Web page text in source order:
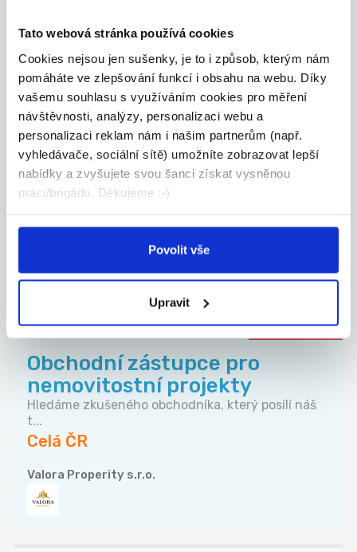
Tato webová stránka používá cookies
Cookies nejsou jen sušenky, je to i způsob, kterým nám
pomáháte ve zlepšování funkcí i obsahu na webu. Díky
vašemu souhlasu s využíváním cookies pro měření
návštěvnosti, analýzy, personalizaci webu a
personalizaci reklam nám i našim partnerům (např.
vyhledávače, sociální sítě) umožníte zobrazovat lepší
nabídky a zvyšujete svou šanci získat vysněnou
práci/brigádu. Děkujeme :-)
Povolit vše
Upravit
Grafton Recruitment s.r.o.
Manažer obchodního týmu
Allianz | Náborový příspěvek
...
Přidejte se k Allianz, největší pojišťovně na sv...
Jan Koudelka
DOPORUČUJEME
Obchodní zástupce pro
nemovitostní projekty
Hledáme zkušeného obchodníka, který posílí náš
t...
Celá ČR
Valora Properity s.r.o.